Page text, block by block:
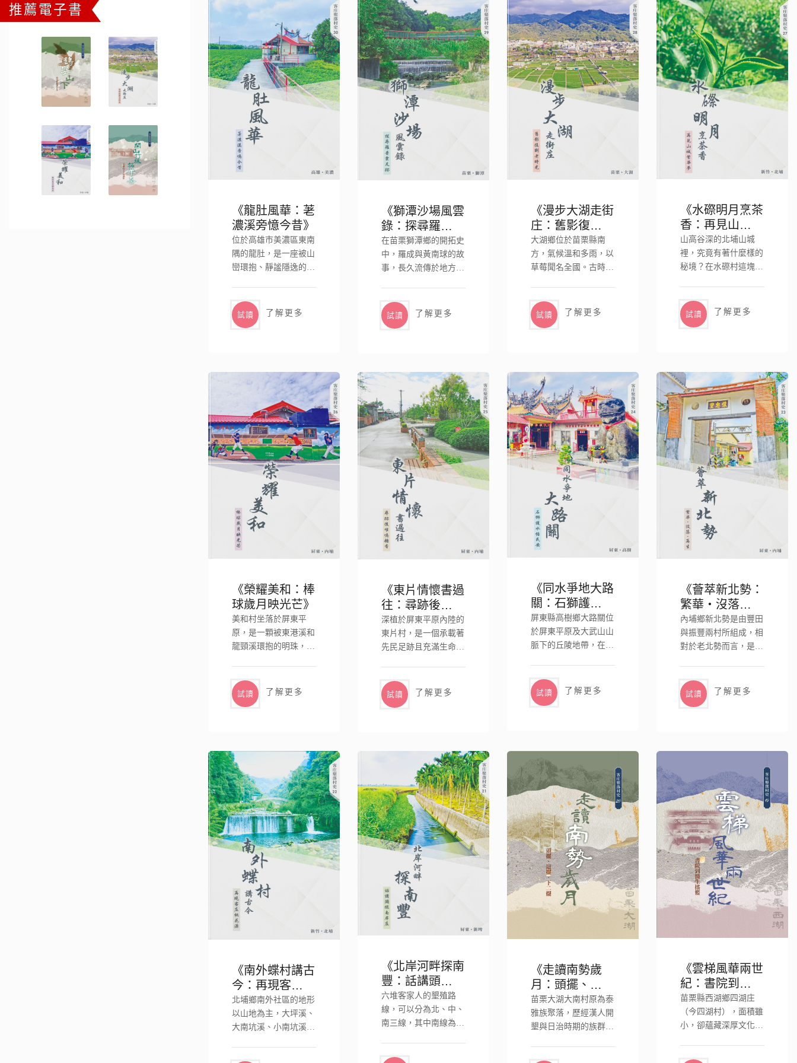
推薦電子書
《龍肚風華：荖
濃溪旁憶今昔》
位於高雄市美濃區東南
隅的龍肚，是一座被山
巒環抱、靜謐隱逸的客
試讀 了解更多
《獅潭沙場風雲
錄：探尋羅普雲
足跡》
在苗栗獅潭鄉的開拓史
中，羅成與黃南球的故
事，長久流傳於地方記
試讀 了解更多
《漫步大湖走街
庄：舊影復刻老
時光》
大湖鄉位於苗栗縣南
方，氣候溫和多雨，以
草莓聞名全國。古時因
試讀 了解更多
《水磜明月烹茶
香：再見山城繁
華夢》
山高谷深的北埔山城
裡，究竟有著什麼樣的
秘境？在水磜村這塊土
試讀 了解更多
《榮耀美和：棒
球歲月映光芒》
美和村坐落於屏東平
原，是一顆被東港溪和
龍頸溪環抱的明珠，這
試讀 了解更多
《東片情懷書過
往：尋跡後堆憶
糖香》
深植於屏東平原內陸的
東片村，是一個承載著
先民足跡且充滿生命力
試讀 了解更多
《同水爭地大路
關：石獅護水佑
民安》
屏東縣高樹鄉大路關位
於屏東平原及大武山山
脈下的丘陵地帶，在這
試讀 了解更多
《薈萃新北勢：
繁華‧沒落‧再
生》
內埔鄉新北勢是由豐田
與振豐兩村所組成，相
對於老北勢而言，是較
試讀 了解更多
《南外蝶村講古
今：再現客庄桃
花源》
北埔鄉南外社區的地形
以山地為主，大坪溪、
大南坑溪、小南坑溪流
《北岸河畔探南
豐：話講頭擺南
岸庄》
六堆客家人的墾殖路
線，可以分為北、中、
南三線，其中南線為今
《走讀南勢歲
月：頭擺、這
擺、下二擺》
苗栗大湖大南村原為泰
雅族聚落，歷經漢人開
墾與日治時期的族群政
《雲梯風華兩世
紀：書院到醫生
搖籃》
苗栗縣西湖鄉四湖庄
（今四湖村），面積雖
小，卻蘊藏深厚文化底